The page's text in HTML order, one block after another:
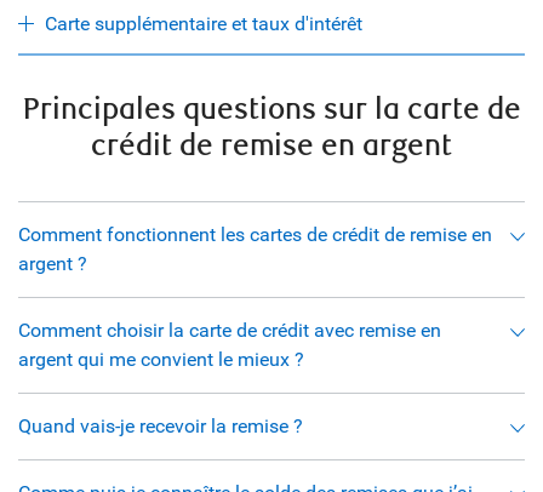
Carte supplémentaire et taux d'intérêt
Principales questions sur la carte de
crédit de remise en argent
Comment fonctionnent les cartes de crédit de remise en
argent ?
Comment choisir la carte de crédit avec remise en
argent qui me convient le mieux ?
Quand vais-je recevoir la remise ?